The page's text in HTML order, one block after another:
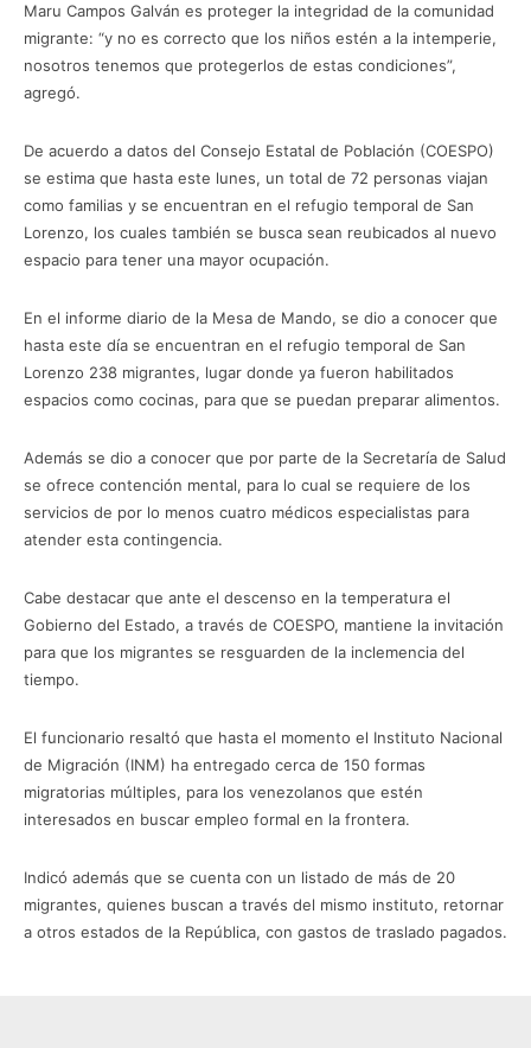
Maru Campos Galván es proteger la integridad de la comunidad
migrante: “y no es correcto que los niños estén a la intemperie,
nosotros tenemos que protegerlos de estas condiciones”,
agregó.
De acuerdo a datos del Consejo Estatal de Población (COESPO)
se estima que hasta este lunes, un total de 72 personas viajan
como familias y se encuentran en el refugio temporal de San
Lorenzo, los cuales también se busca sean reubicados al nuevo
espacio para tener una mayor ocupación.
En el informe diario de la Mesa de Mando, se dio a conocer que
hasta este día se encuentran en el refugio temporal de San
Lorenzo 238 migrantes, lugar donde ya fueron habilitados
espacios como cocinas, para que se puedan preparar alimentos.
Además se dio a conocer que por parte de la Secretaría de Salud
se ofrece contención mental, para lo cual se requiere de los
servicios de por lo menos cuatro médicos especialistas para
atender esta contingencia.
Cabe destacar que ante el descenso en la temperatura el
Gobierno del Estado, a través de COESPO, mantiene la invitación
para que los migrantes se resguarden de la inclemencia del
tiempo.
El funcionario resaltó que hasta el momento el Instituto Nacional
de Migración (INM) ha entregado cerca de 150 formas
migratorias múltiples, para los venezolanos que estén
interesados en buscar empleo formal en la frontera.
Indicó además que se cuenta con un listado de más de 20
migrantes, quienes buscan a través del mismo instituto, retornar
a otros estados de la República, con gastos de traslado pagados.